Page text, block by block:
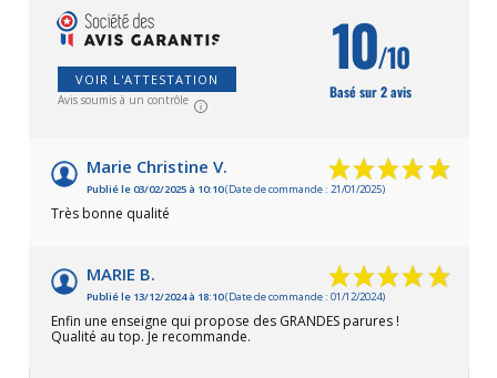
VOIR L'ATTESTATION
Avis soumis à un contrôle
10/10
Basé sur 2 avis
Marie Christine V.
Publié le 03/02/2025 à 10:10(Date de commande : 21/01/2025)
Très bonne qualité
MARIE B.
Publié le 13/12/2024 à 18:10(Date de commande : 01/12/2024)
Enfin une enseigne qui propose des GRANDES parures !
Qualité au top. Je recommande.